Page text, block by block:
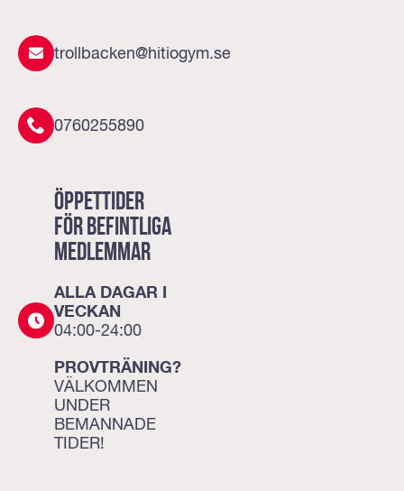
trollbacken@hitiogym.se
0760255890
ÖPPETTIDER
FÖR BEFINTLIGA
MEDLEMMAR
ALLA DAGAR I
VECKAN
04:00-24:00
PROVTRÄNING?
VÄLKOMMEN
UNDER
BEMANNADE
TIDER!